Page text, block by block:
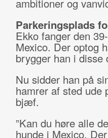
ambitioner og
Parkeringsplads
Ekko fanger den
Mexico. Der optog
brygger han i disse
Nu sidder han på
hamrer af sted ude
bjæf.
”Kan du høre alle
hunde i Mexico.